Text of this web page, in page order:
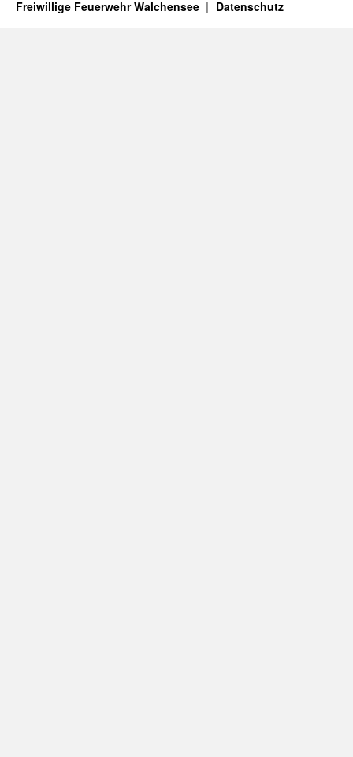
Freiwillige Feuerwehr Walchensee Datenschutz